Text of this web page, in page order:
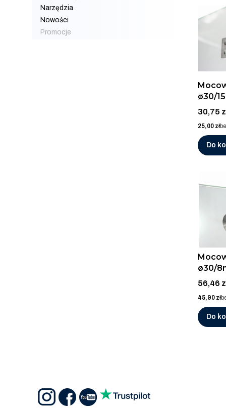
Narzędzia
Nowości
Promocje
ø30/
AISI
Cena
30,75
Cena
25,00 zł
Do
ø30/
SZLIF
Cena
56,46
Cena
45,90 zł
Do